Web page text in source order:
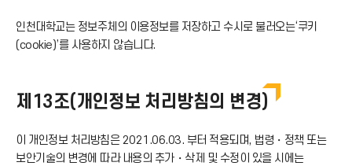
인천대학교는 정보주체의 이용정보를 저장하고 수시로 불러오는‘쿠키
(cookie)’를 사용하지 않습니다.
제13조(개인정보 처리방침의 변경)
이 개인정보 처리방침은 2021.06.03. 부터 적용되며, 법령・정책 또는
보안기술의 변경에 따라 내용의 추가・삭제 및 수정이 있을 시에는